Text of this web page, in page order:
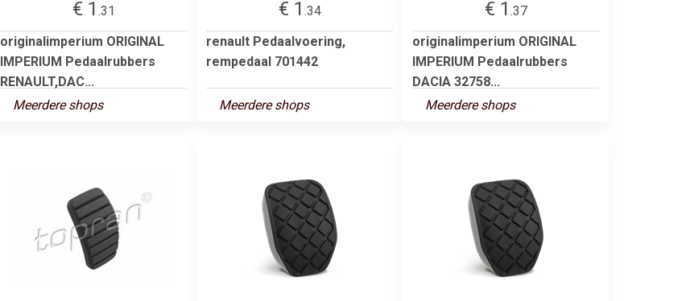
€ 1 .31
originalimperium ORIGINAL
IMPERIUM Pedaalrubbers
RENAULT,DAC...
Meerdere shops
€ 1 .34
renault Pedaalvoering,
rempedaal 701442
Meerdere shops
€ 1 .37
originalimperium ORIGINAL
IMPERIUM Pedaalrubbers
DACIA 32758...
Meerdere shops